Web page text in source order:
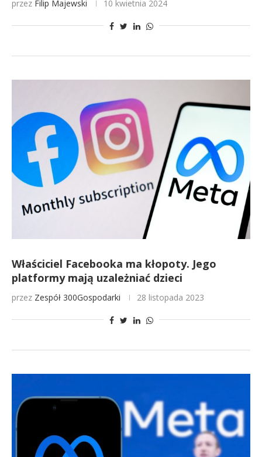
przez Filip Majewski 10 kwietnia 2024
Właściciel Facebooka ma kłopoty. Jego
platformy mają uzależniać dzieci
przez Zespół 300Gospodarki 28 listopada 2023